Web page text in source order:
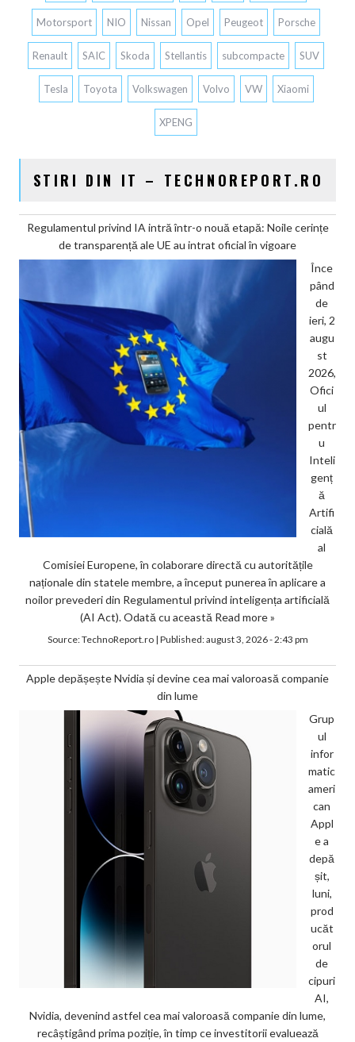
Motorsport NIO Nissan Opel Peugeot Porsche
Renault SAIC Skoda Stellantis subcompacte SUV
Tesla Toyota Volkswagen Volvo VW Xiaomi
XPENG
STIRI DIN IT – TECHNOREPORT.RO
Regulamentul privind IA intră într-o nouă etapă: Noile cerințe
de transparență ale UE au intrat oficial în vigoare
Înce
pând
de
ieri, 2
augu
st
2026,
Ofici
ul
pentr
u
Inteli
genț
ă
Artifi
cială
al
Comisiei Europene, în colaborare directă cu autoritățile
naționale din statele membre, a început punerea în aplicare a
noilor prevederi din Regulamentul privind inteligența artificială
(AI Act). Odată cu această Read more »
Source:TechnoReport.ro| Published:august 3, 2026 - 2:43 pm
Apple depășește Nvidia și devine cea mai valoroasă companie
din lume
Grup
ul
infor
matic
ameri
can
Appl
e a
depă
șit,
luni,
prod
ucăt
orul
de
cipuri
AI,
Nvidia, devenind astfel cea mai valoroasă companie din lume,
recâștigând prima poziție, în timp ce investitorii evaluează